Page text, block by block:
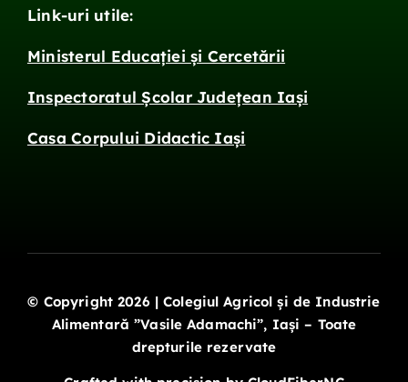
Link-uri utile:
Ministerul Educației și Cercetării
Inspectoratul Școlar Județean Iași
Casa Corpului Didactic Iași
© Copyright 2026 | Colegiul Agricol și de Industrie
Alimentară ”Vasile Adamachi”, Iași – Toate
drepturile rezervate